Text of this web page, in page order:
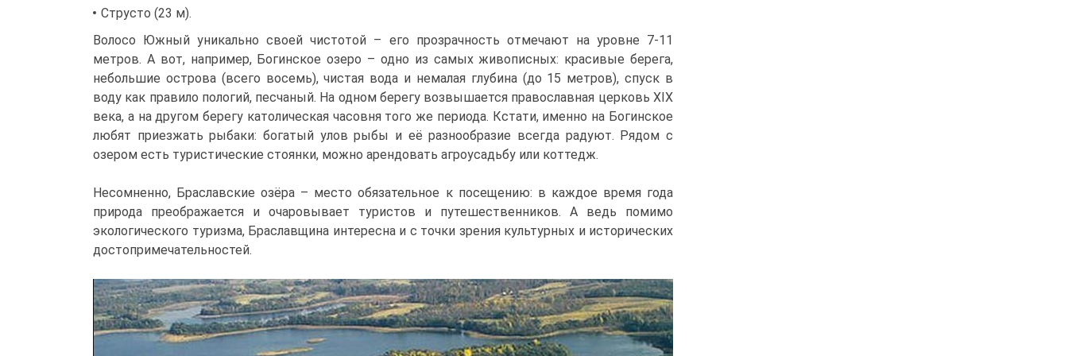
Струсто (23 м).
Волосо Южный уникально своей чистотой – его прозрачность отмечают на уровне 7-11
метров. А вот, например, Богинское озеро – одно из самых живописных: красивые берега,
небольшие острова (всего восемь), чистая вода и немалая глубина (до 15 метров), спуск в
воду как правило пологий, песчаный. На одном берегу возвышается православная церковь XIX
века, а на другом берегу католическая часовня того же периода. Кстати, именно на Богинское
любят приезжать рыбаки: богатый улов рыбы и её разнообразие всегда радуют. Рядом с
озером есть туристические стоянки, можно арендовать агроусадьбу или коттедж.
Несомненно, Браславские озёра – место обязательное к посещению: в каждое время года
природа преображается и очаровывает туристов и путешественников. А ведь помимо
экологического туризма, Браславщина интересна и с точки зрения культурных и исторических
достопримечательностей.